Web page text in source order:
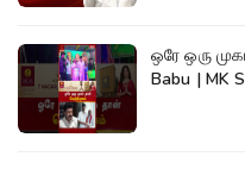
ஒரே ஒரு முகம்
Babu | MK